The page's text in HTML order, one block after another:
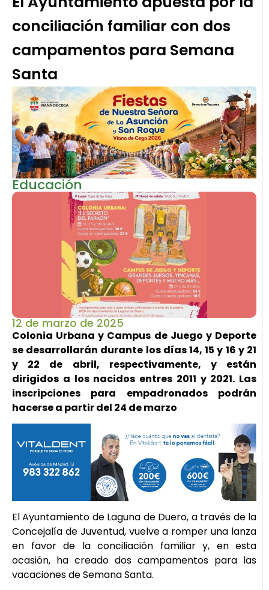
conciliación familiar con dos
campamentos para Semana
Santa
Educación
12 de marzo de 2025
Colonia Urbana y Campus de Juego y Deporte
se desarrollarán durante los días 14, 15 y 16 y 21
y 22 de abril, respectivamente, y están
dirigidos a los nacidos entres 2011 y 2021. Las
inscripciones para empadronados podrán
hacerse a partir del 24 de marzo
El Ayuntamiento de Laguna de Duero, a través de la
Concejalía de Juventud, vuelve a romper una lanza
en favor de la conciliación familiar y, en esta
ocasión, ha creado dos campamentos para las
vacaciones de Semana Santa.